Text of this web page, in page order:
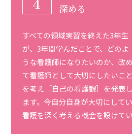
深める
すべての領域実習を終えた3年生
が、3年間学んだことで、どのよ
うな看護師になりたいのか、改め
て看護師として大切にしたいこと
を考え［自己の看護観］を発表し
ます。今自分自身が大切にして
看護を深く考える機会を設けてい